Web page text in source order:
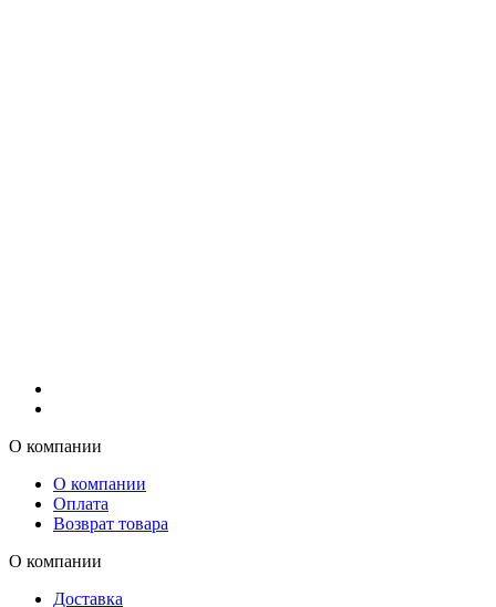
О компании
О компании
Оплата
Возврат товара
О компании
Доставка